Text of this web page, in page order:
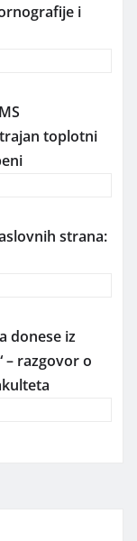
i
toplotni
strana:
donese iz
– razgovor o